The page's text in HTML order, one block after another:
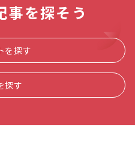
事を探そう
を探す
探す